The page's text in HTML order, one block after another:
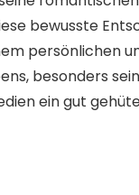
bewusste
persönlichen
besonders
ein gut